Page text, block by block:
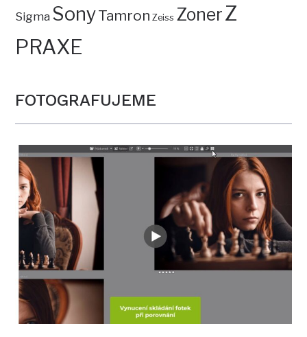
Sigma SonyTamron Zeiss ZonerZ
PRAXE
FOTOGRAFUJEME